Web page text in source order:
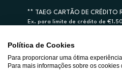
** TAEG CARTÃO DE CRÉDITO
Ex. para limite de crédito de
A Rádio Popular –
Política de Cookies
Para proporcionar uma ótima
Para mais informações sobre os